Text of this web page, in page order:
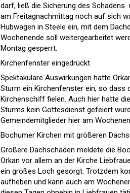
darf, ließ die Sicherung des Schadens
am Freitagnachmittag noch auf sich
Hubwagen in Steele ein, mit dem
Wochenende soll weitergearbeitet
Montag gesperrt.
Kirchenfenster eingedrückt
Spektakuläre Auswirkungen hatte
Sturm ein Kirchenfenster ein, so dass
Kirchenschiff fielen. Auch hier hatte
Sturms kein Gottesdienst gefeiert
Gemeindemitglieder hier am
Bochumer Kirchen mit größeren
Größere Dachschäden meldete die
Orkan vor allem an der Kirche
ein großes Loch gesorgt. Trotzdem
aufheben und kann auch am